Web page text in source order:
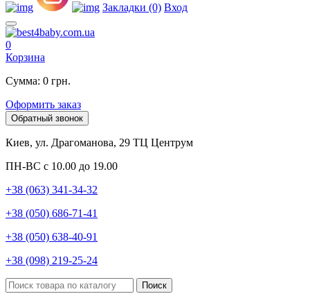
Закладки (0) Вход
0
Корзина
Сумма: 0 грн.
Оформить заказ
Обратный звонок
Киев, ул. Драгоманова, 29 ТЦ Центрум
ПН-ВС с 10.00 до 19.00
+38 (063) 341-34-32
+38 (050) 686-71-41
+38 (050) 638-40-91
+38 (098) 219-25-24
Поиск